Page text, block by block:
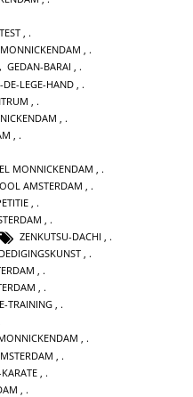
,
MONNICKENDAM ,
GEDAN-BARAI ,
LEGE-HAND
MONNICKENDAM
AMSTERDAM
,
ZENKUTSU-DACHI ,
,
,
,
TRAINING ,
,